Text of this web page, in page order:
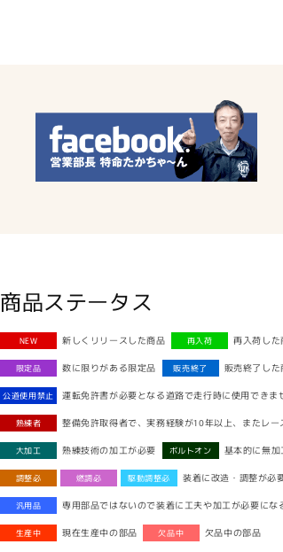
商品ステータス
NEW 新しくリリースした商品 再入荷 再入荷した
限定品 数に限りがある限定品 販売終了 販売終了した
公道使用禁止 運転免許書が必要となる道路で走行時に使用できま
熟練者 整備免許取得者で、実務経験が10年以上、またレ
大加工 熟練技術の加工が必要 ボルトオン 基本的に無
調整必 燃調必 駆動調整必 装着に改造・調整が必
汎用品 専用部品ではないので装着に工夫や加工が必要にな
生産中 現在生産中の部品 欠品中 欠品中の部品